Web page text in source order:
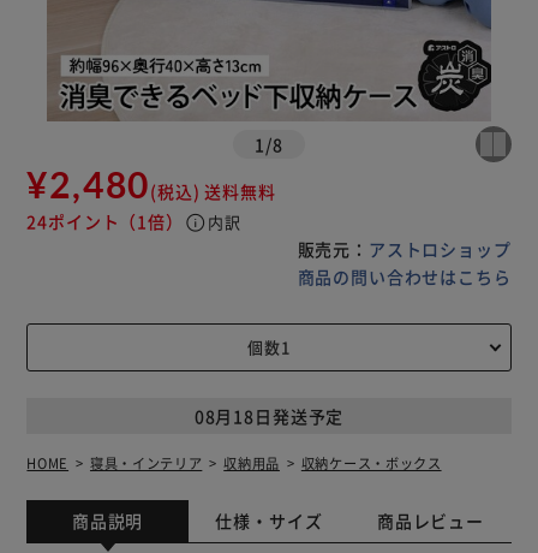
1 /8
¥2,480(税込) 送料無料
24ポイント （1倍） info 内訳
販売元： アストロショップ
商品の問い合わせはこちら
08月18日発送予定
HOME 寝具・インテリア 収納用品 収納ケース・ボックス
商品説明 仕様・サイズ 商品レビュー